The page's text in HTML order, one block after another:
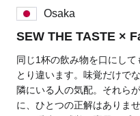
Fukushima
Toulouse
Kuala Lumpur
Osaka
SEW THE TASTE ×
同じ1杯の飲み物を口にし
とり違います。味覚だけで
隣にいる人の気配。それら
に、ひとつの正解はありま